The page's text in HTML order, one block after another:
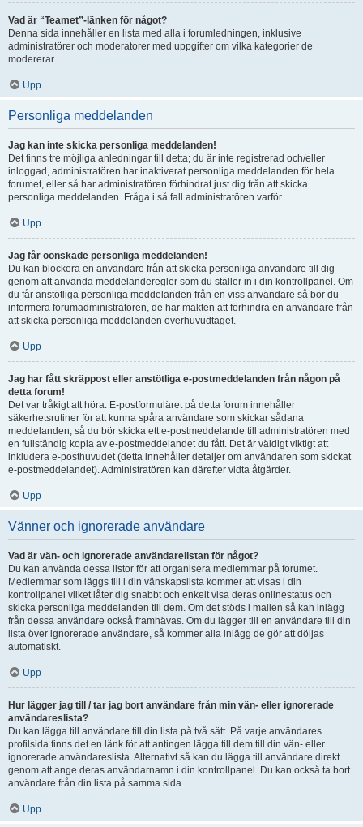
Vad är “Teamet”-länken för något?
Denna sida innehåller en lista med alla i forumledningen, inklusive
administratörer och moderatorer med uppgifter om vilka kategorier de
modererar.
Upp
Personliga meddelanden
Jag kan inte skicka personliga meddelanden!
Det finns tre möjliga anledningar till detta; du är inte registrerad och/eller
inloggad, administratören har inaktiverat personliga meddelanden för hela
forumet, eller så har administratören förhindrat just dig från att skicka
personliga meddelanden. Fråga i så fall administratören varför.
Upp
Jag får oönskade personliga meddelanden!
Du kan blockera en användare från att skicka personliga användare till dig
genom att använda meddelanderegler som du ställer in i din kontrollpanel. Om
du får anstötliga personliga meddelanden från en viss användare så bör du
informera forumadministratören, de har makten att förhindra en användare från
att skicka personliga meddelanden överhuvudtaget.
Upp
Jag har fått skräppost eller anstötliga e-postmeddelanden från någon på
detta forum!
Det var tråkigt att höra. E-postformuläret på detta forum innehåller
säkerhetsrutiner för att kunna spåra användare som skickar sådana
meddelanden, så du bör skicka ett e-postmeddelande till administratören med
en fullständig kopia av e-postmeddelandet du fått. Det är väldigt viktigt att
inkludera e-posthuvudet (detta innehåller detaljer om användaren som skickat
e-postmeddelandet). Administratören kan därefter vidta åtgärder.
Upp
Vänner och ignorerade användare
Vad är vän- och ignorerade användarelistan för något?
Du kan använda dessa listor för att organisera medlemmar på forumet.
Medlemmar som läggs till i din vänskapslista kommer att visas i din
kontrollpanel vilket låter dig snabbt och enkelt visa deras onlinestatus och
skicka personliga meddelanden till dem. Om det stöds i mallen så kan inlägg
från dessa användare också framhävas. Om du lägger till en användare till din
lista över ignorerade användare, så kommer alla inlägg de gör att döljas
automatiskt.
Upp
Hur lägger jag till / tar jag bort användare från min vän- eller ignorerade
användareslista?
Du kan lägga till användare till din lista på två sätt. På varje användares
profilsida finns det en länk för att antingen lägga till dem till din vän- eller
ignorerade användareslista. Alternativt så kan du lägga till användare direkt
genom att ange deras användarnamn i din kontrollpanel. Du kan också ta bort
användare från din lista på samma sida.
Upp